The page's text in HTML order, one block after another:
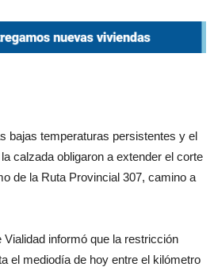
bajas temperaturas persistentes y el
calzada obligaron a extender el corte
de la Ruta Provincial 307, camino a
informó que la restricción
el mediodía de hoy entre el kilómetro